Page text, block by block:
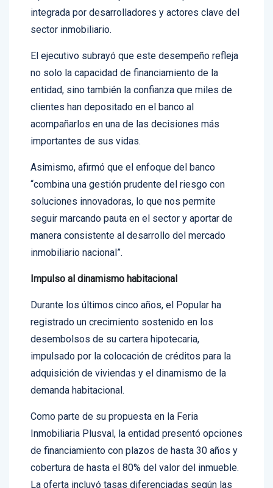
hipotecarias activas y una red en expansión
integrada por desarrolladores y actores clave del
El ejecutivo subrayó que este desempeño refleja
no solo la capacidad de financiamiento de la
entidad, sino también la confianza que miles de
clientes han depositado en el banco al
acompañarlos en una de las decisiones más
Asimismo, afirmó que el enfoque del banco
“combina una gestión prudente del riesgo con
soluciones innovadoras, lo que nos permite
seguir marcando pauta en el sector y aportar de
manera consistente al desarrollo del mercado
Durante los últimos cinco años, el Popular ha
registrado un crecimiento sostenido en los
desembolsos de su cartera hipotecaria,
impulsado por la colocación de créditos para la
adquisición de viviendas y el dinamismo de la
Como parte de su propuesta en la Feria
Inmobiliaria Plusval, la entidad presentó opciones
de financiamiento con plazos de hasta 30 años y
cobertura de hasta el 80% del valor del inmueble.